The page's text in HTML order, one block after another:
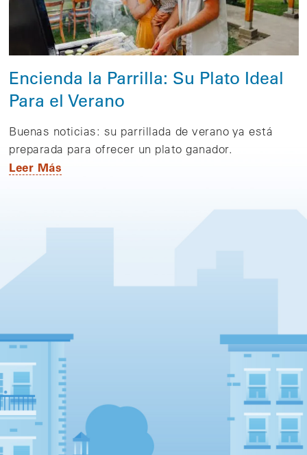
Encienda la Parrilla: Su Plato Ideal
Para el Verano
Buenas noticias: su parrillada de verano ya está
preparada para ofrecer un plato ganador.
Leer Más